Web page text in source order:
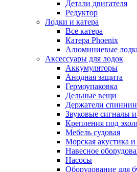
Детали двигателя
Редуктор
Лодки и катера
Все катера
Катера Phoenix
Алюминиевые
Аксессуары для лодок
Аккумуляторы
Анодная защита
Гермоупаковка
Дельные вещи
Держатели
Звуковые сигналы
Крепления под
Мебель судовая
Морская акустика и
Навесное
Насосы
Оборудование для